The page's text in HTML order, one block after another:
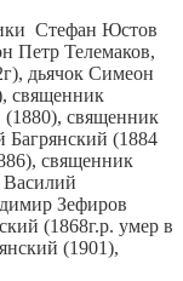
Стефан Юстов
Петр Телемаков,
дьячок Симеон
священник
(1880), священник
(1884
священник
Зефиров
(1868г.р. умер в
(1901),